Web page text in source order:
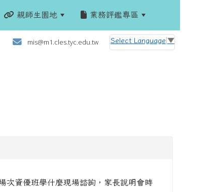
親師生園地 業務評鑑專區
mis@m1.cles.tyc.edu.tw Select Language ▼
次資優班學什麼現場諮詢，家長說明會時